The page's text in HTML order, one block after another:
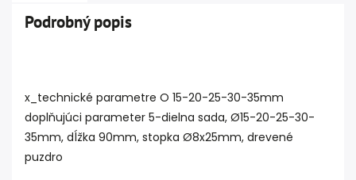
Podrobný popis
x_technické parametre O 15-20-25-30-35mm
doplňujúci parameter 5-dielna sada, Ø15-20-25-30-
35mm, dĺžka 90mm, stopka Ø8x25mm, drevené
puzdro